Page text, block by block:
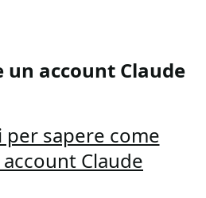
un account Claude
per sapere come
Claude